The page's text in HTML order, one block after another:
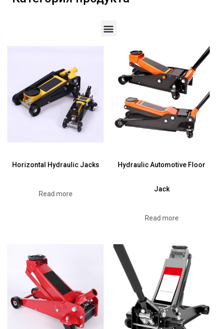
Horizontal Hydraulic Jacks
Read more
Hydraulic Automotive Floor
Jack
Read more